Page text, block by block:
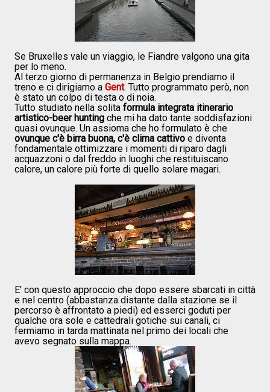
Se Bruxelles vale un viaggio, le Fiandre valgono una gita
per lo meno.
Al terzo giorno di permanenza in Belgio prendiamo il
treno e ci dirigiamo a Gent. Tutto programmato però, non
è stato un colpo di testa o di noia.
Tutto studiato nella solita formula integrata itinerario
artistico-beer hunting che mi ha dato tante soddisfazioni
quasi ovunque. Un assioma che ho formulato è che
ovunque c'è birra buona, c'è clima cattivo e diventa
fondamentale ottimizzare i momenti di riparo dagli
acquazzoni o dal freddo in luoghi che restituiscano
calore, un calore più forte di quello solare magari.
E' con questo approccio che dopo essere sbarcati in città
e nel centro (abbastanza distante dalla stazione se il
percorso è affrontato a piedi) ed esserci goduti per
qualche ora sole e cattedrali gotiche sui canali, ci
fermiamo in tarda mattinata nel primo dei locali che
avevo segnato sulla mappa.